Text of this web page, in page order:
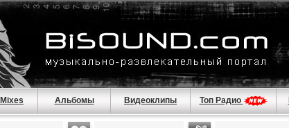
Альбомы Видеоклипы Топ Радио